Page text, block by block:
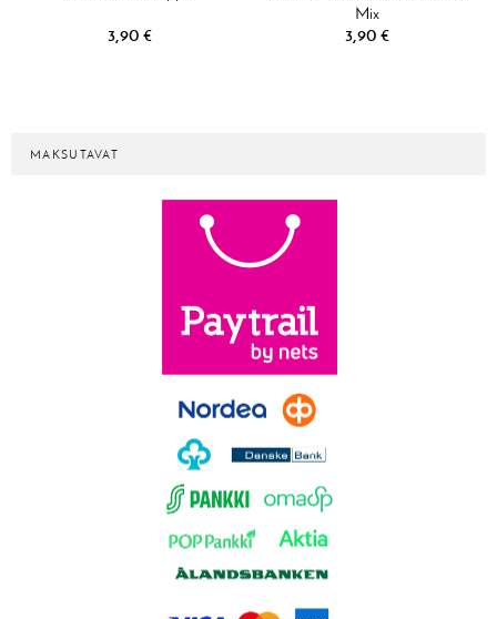
3,90 €
Mix
3,90 €
MAKSUTAVAT